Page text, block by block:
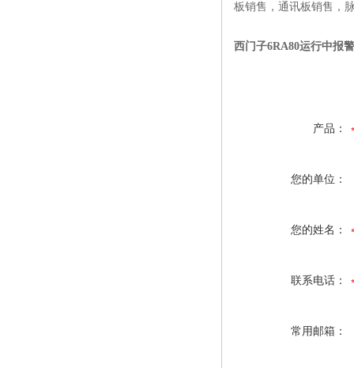
板销售，通讯板销售，
西门子6RA80运行中报
产品：
您的单位：
您的姓名：
联系电话：
常用邮箱：